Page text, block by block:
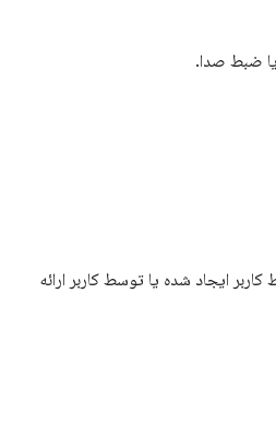
ضبط صدا.
ایجاد شده یا توسط کاربر ارائه